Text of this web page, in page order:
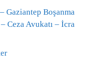
Gaziantep Boşanma
Ceza Avukatı – İcra